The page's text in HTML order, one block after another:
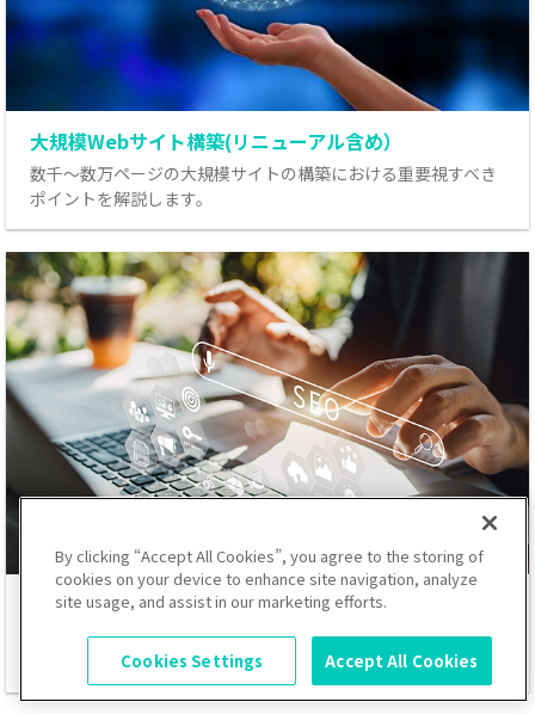
大規模Webサイト構築(リニューアル含め）
数千～数万ページの大規模サイトの構築における重要視すべき
ポイントを解説します。
大規模Webサイト制作におけるSEO
大規模Webサイトにおける適切なSEO施策のポイントを解説し
By clicking “Accept All Cookies”, you agree to the storing of
cookies on your device to enhance site navigation, analyze
site usage, and assist in our marketing efforts.
Accept All Cookies
Cookies Settings